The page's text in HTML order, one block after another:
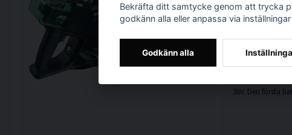
HiKOKI
Bekräfta ditt samtycke genom att trycka
godkänn alla eller anpassa via inställningar
Godkänn alla